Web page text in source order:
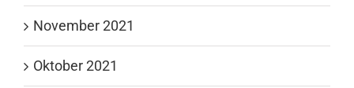
November 2021
Oktober 2021